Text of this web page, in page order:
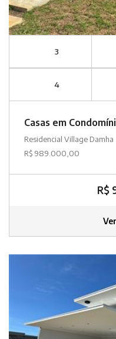
3
4
Casas em
Residencial Village Damha
R$ 989.000,00
R$